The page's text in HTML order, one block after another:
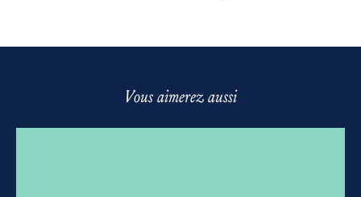
Vous aimerez aussi